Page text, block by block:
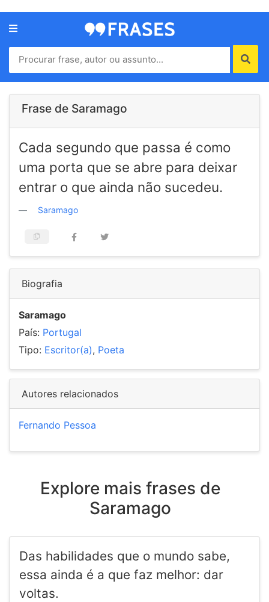
Menu
Home
Autores
de
Contato
Frase de Saramago
Cada segundo que passa é como
uma porta que se abre para deixar
entrar o que ainda não sucedeu.
Saramago
Biografia
Saramago
País: Portugal
Tipo: Escritor(a), Poeta
Autores relacionados
Fernando Pessoa
Explore mais frases de
Saramago
Das habilidades que o mundo sabe,
essa ainda é a que faz melhor: dar
voltas.